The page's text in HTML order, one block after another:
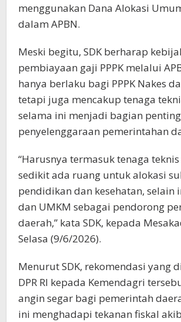
menggunakan Dana Alokasi
dalam APBN.
Meski begitu, SDK berharap
pembiayaan gaji PPPK melalui
hanya berlaku bagi PPPK Nakes
tetapi juga mencakup tenaga
selama ini menjadi bagian
penyelenggaraan pemerintahan
“Harusnya termasuk tenaga teknis
sedikit ada ruang untuk alokasi
pendidikan dan kesehatan,
dan UMKM sebagai pendorong
daerah,” kata SDK, kepada
Selasa (9/6/2026).
Menurut SDK, rekomendasi yang
DPR RI kepada Kemendagri
angin segar bagi pemerintah
ini menghadapi tekanan fiskal